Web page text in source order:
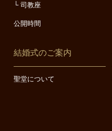
司教座
公開時間
結婚式のご案内
聖堂について